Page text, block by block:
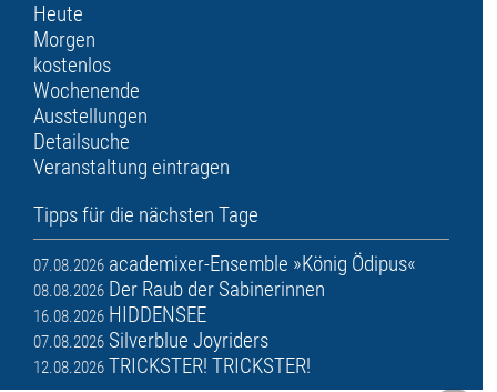
Heute
Morgen
kostenlos
Wochenende
Ausstellungen
Detailsuche
Veranstaltung eintragen
Tipps für die nächsten Tage
07.08.2026 academixer-Ensemble »König Ödipus«
08.08.2026 Der Raub der Sabinerinnen
16.08.2026 HIDDENSEE
07.08.2026 Silverblue Joyriders
12.08.2026 TRICKSTER! TRICKSTER!